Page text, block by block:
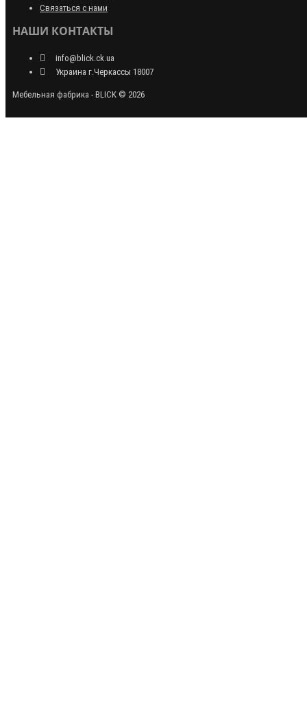
Связаться с нами
НАШИ КОНТАКТЫ
info@blick.ck.ua
Украина г.Черкассы 18007
Мебельная фабрика - BLICK © 2026